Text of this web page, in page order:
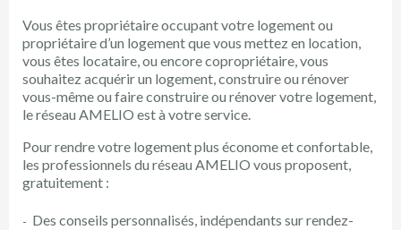
Vous êtes propriétaire occupant votre logement ou
propriétaire d’un logement que vous mettez en location,
vous êtes locataire, ou encore copropriétaire, vous
souhaitez acquérir un logement, construire ou rénover
vous-même ou faire construire ou rénover votre logement,
le réseau AMELIO est à votre service.
Pour rendre votre logement plus économe et confortable,
les professionnels du réseau AMELIO vous proposent,
gratuitement :
Des conseils personnalisés, indépendants sur rendez-